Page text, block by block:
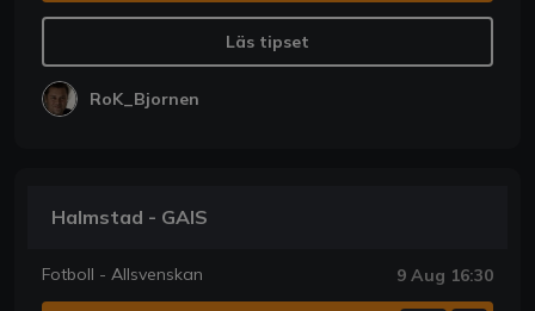
Läs tipset
RoK_Bjornen
Halmstad - GAIS
Fotboll - Allsvenskan 9 Aug 16:30